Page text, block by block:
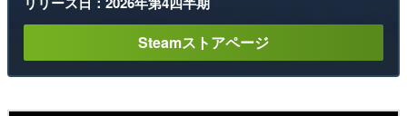
Steamストアページ